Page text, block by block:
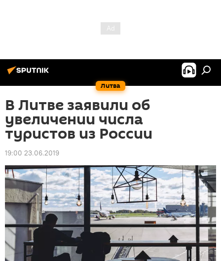
Литва
В Литве заявили об
увеличении числа
туристов из России
19:00 23.06.2019